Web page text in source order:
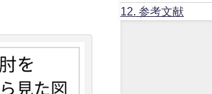
12. 参考文献